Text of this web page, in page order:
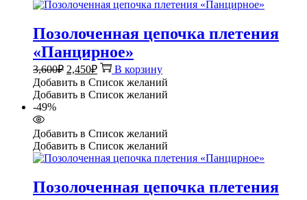
Позолоченная цепочка плетения
«Панцирное»
3,600₽ Первоначальная
цена
составляла
2,450₽Текущая
цена:
2,450₽.
В корзину
Добавить в Список желаний
Добавить в Список желаний
-49%
Добавить в Список желаний
Добавить в Список желаний
Позолоченная цепочка плетения